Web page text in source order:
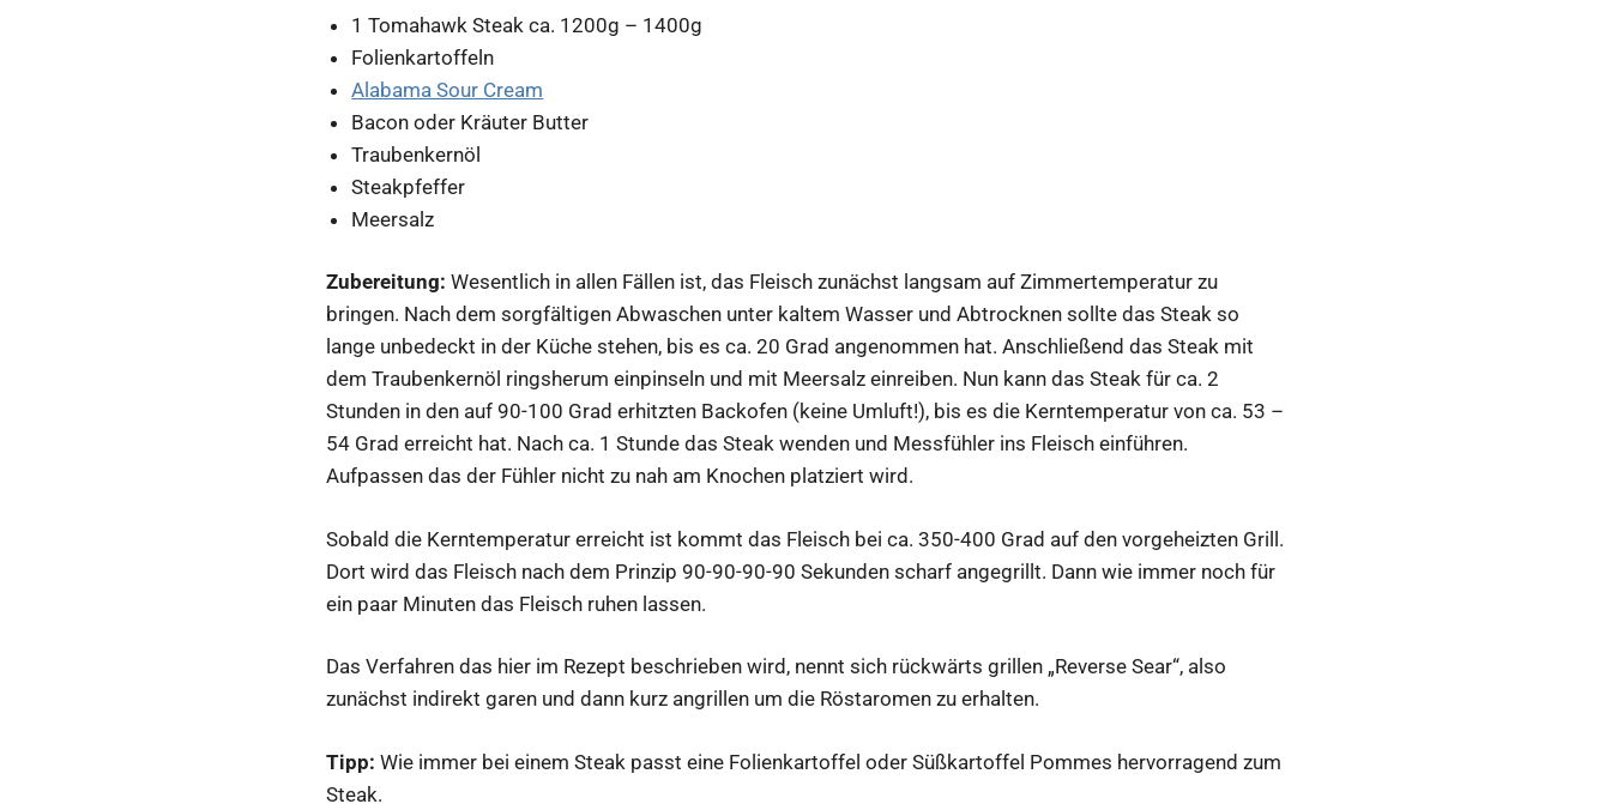
1 Tomahawk Steak ca. 1200g – 1400g
Folienkartoffeln
Alabama Sour Cream
Bacon oder Kräuter Butter
Traubenkernöl
Steakpfeffer
Meersalz
Zubereitung: Wesentlich in allen Fällen ist, das Fleisch zunächst langsam auf Zimmertemperatur zu
bringen. Nach dem sorgfältigen Abwaschen unter kaltem Wasser und Abtrocknen sollte das Steak so
lange unbedeckt in der Küche stehen, bis es ca. 20 Grad angenommen hat. Anschließend das Steak mit
dem Traubenkernöl ringsherum einpinseln und mit Meersalz einreiben. Nun kann das Steak für ca. 2
Stunden in den auf 90-100 Grad erhitzten Backofen (keine Umluft!), bis es die Kerntemperatur von ca. 53 –
54 Grad erreicht hat. Nach ca. 1 Stunde das Steak wenden und Messfühler ins Fleisch einführen.
Aufpassen das der Fühler nicht zu nah am Knochen platziert wird.
Sobald die Kerntemperatur erreicht ist kommt das Fleisch bei ca. 350-400 Grad auf den vorgeheizten Grill.
Dort wird das Fleisch nach dem Prinzip 90-90-90-90 Sekunden scharf angegrillt. Dann wie immer noch für
ein paar Minuten das Fleisch ruhen lassen.
Das Verfahren das hier im Rezept beschrieben wird, nennt sich rückwärts grillen „Reverse Sear“, also
zunächst indirekt garen und dann kurz angrillen um die Röstaromen zu erhalten.
Tipp: Wie immer bei einem Steak passt eine Folienkartoffel oder Süßkartoffel Pommes hervorragend zum
Steak.